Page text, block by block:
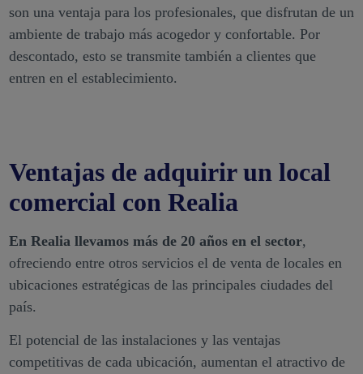
son una ventaja para los profesionales, que disfrutan de un
ambiente de trabajo más acogedor y confortable. Por
descontado, esto se transmite también a clientes que
entren en el establecimiento.
Ventajas de adquirir un local
comercial con Realia
En Realia llevamos más de 20 años en el sector,
ofreciendo entre otros servicios el de venta de locales en
ubicaciones estratégicas de las principales ciudades del
país.
El potencial de las instalaciones y las ventajas
competitivas de cada ubicación, aumentan el atractivo de